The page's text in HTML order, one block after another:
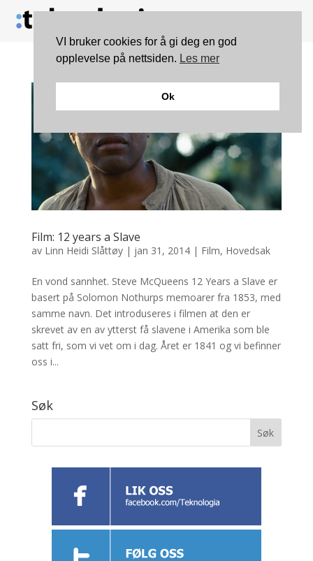
Film: 12 years a Slave
av Linn Heidi Slåttøy| jan 31, 2014| Film, Hovedsak
En vond sannhet. Steve McQueens 12 Years a Slave er
basert på Solomon Nothurps memoarer fra 1853, med
samme navn. Det introduseres i filmen at den er
skrevet av en av ytterst få slavene i Amerika som ble
satt fri, som vi vet om i dag. Året er 1841 og vi befinner
oss i...
Søk
VI bruker cookies for å gi deg en god
opplevelse på nettsiden. Les mer
Ok